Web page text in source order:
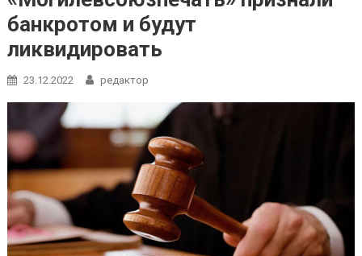
банкротом и будут
ликвидировать
23.12.2022 редактор